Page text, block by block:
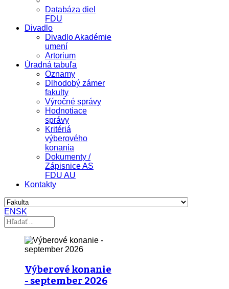
Databáza diel
FDU
Divadlo
Divadlo Akadémie
umení
Artorium
Úradná tabuľa
Oznamy
Dlhodobý zámer
fakulty
Výročné správy
Hodnotiace
správy
Kritériá
výberového
konania
Dokumenty /
Zápisnice AS
FDU AU
Kontakty
EN SK
Výberové konanie
- september 2026